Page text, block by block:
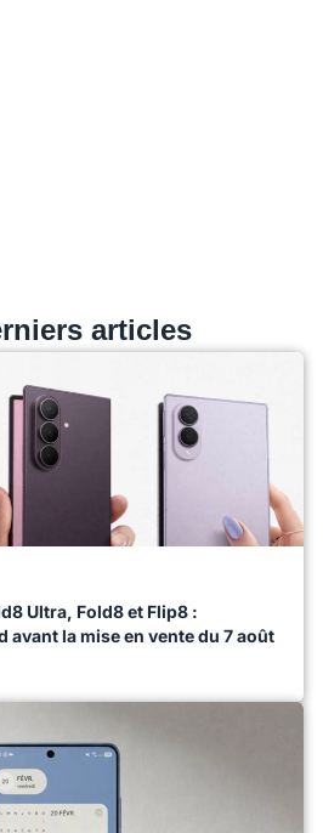
articles
Ultra, Fold8 et Flip8 :
la mise en vente du 7 août